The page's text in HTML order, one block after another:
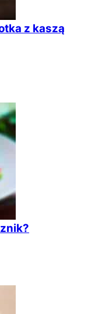
z kaszą